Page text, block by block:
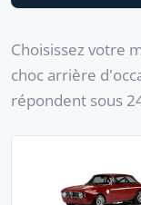
Choisissez votre
choc arrière
répondent sous